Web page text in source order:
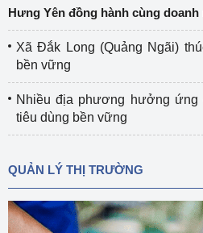
Hưng Yên đồng hành cùng
Xã Đắk Long (Quảng Ngãi)
bền vững
Nhiều địa phương hưởng ứng
tiêu dùng bền vững
QUẢN LÝ THỊ TRƯỜNG